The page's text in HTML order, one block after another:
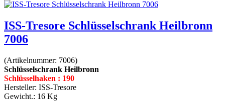
ISS-Tresore Schlüsselschrank Heilbronn
7006
(Artikelnummer: 7006)
Schlüsselschrank Heilbronn
Schlüsselhaken : 190
Hersteller: ISS-Tresore
Gewicht.: 16 Kg